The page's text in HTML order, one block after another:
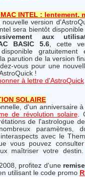
INTEL : lentement,
nouvelle version
sera bientôt
aux
BASIC 5.6, cette
gratuitement
parution de la version
vous pour une
!
à lettre d'AstroQuick
SOLAIRE
d'un anniversaire
de révolution solaire.
de l'astrologue
paramètres,
avec le
vous pouvez
maîtriser votre destin.
profitez d'une
utilisant le code promo